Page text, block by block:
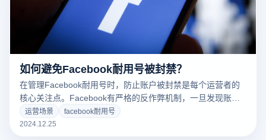
如何避免Facebook耐用号被封禁？
在管理Facebook耐用号时，防止账户被封禁是每个运营者的
核心关注点。Facebook有严格的反作弊机制，一旦发现账户
之间的关联或异常行为，平台可能会对账户进行封禁或限制。
为了有效避免这一风险，使用云登指纹浏览器能大大提高账户
运营场景
facebook耐用号
2024.12.25